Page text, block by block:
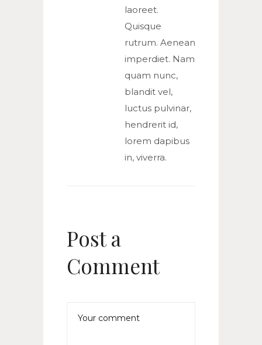
laoreet.
Quisque
rutrum. Aenean
imperdiet. Nam
quam nunc,
blandit vel,
luctus pulvinar,
hendrerit id,
lorem dapibus
in, viverra.
Post a
Comment